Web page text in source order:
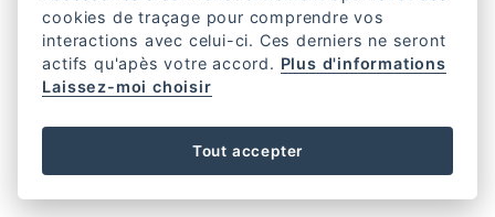
cookies de traçage pour comprendre vos
interactions avec celui-ci. Ces derniers ne seront
actifs qu'apès votre accord. Plus d'informations
Laissez-moi choisir
Tout accepter